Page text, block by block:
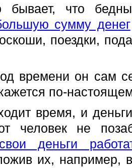
бывает, что
сумму денег
поездки,
времени он сам
по-
время, и
человек не
деньги
их, например,